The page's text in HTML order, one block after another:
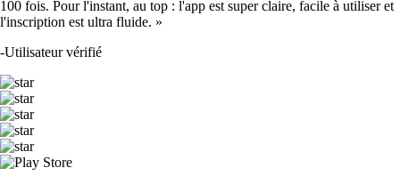
100 fois. Pour l'instant, au top : l'app est super claire, facile à utiliser et
l'inscription est ultra fluide. »
-Utilisateur vérifié